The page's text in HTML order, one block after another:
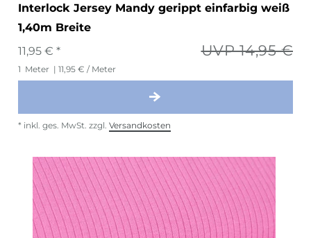
Interlock Jersey Mandy gerippt einfarbig weiß
1,40m Breite
UVP 14,95 €
11,95 € *
1 Meter | 11,95 € / Meter
* inkl. ges. MwSt. zzgl. Versandkosten